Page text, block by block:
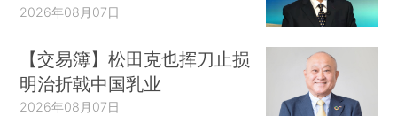
2026年08月07日
【交易簿】松田克也挥刀止损
明治折戟中国乳业
2026年08月07日